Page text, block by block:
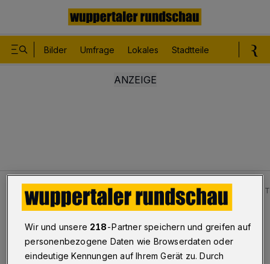
Bilder Umfrage Lokales Stadtteile
Kultur Schuberts „Winterreise“ in der Ev. Kirche Stiftung
Samstag ab 17:30 Uhr
Schuberts „Winterreise“
Wir und unsere 218-Partner speichern und greifen auf
personenbezogene Daten wie Browserdaten oder
eindeutige Kennungen auf Ihrem Gerät zu. Durch